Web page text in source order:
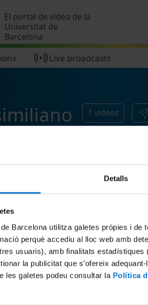
Detalls
Barcelona utilitza galetes pròpies i
perquè accediu al lloc web amb
usuaris), amb finalitats
la publicitat que s’ofereix
les galetes podeu consultar la Política
El portal de vídeo de la
Universitat de
Barcelona
Live broadcasts
1 videos